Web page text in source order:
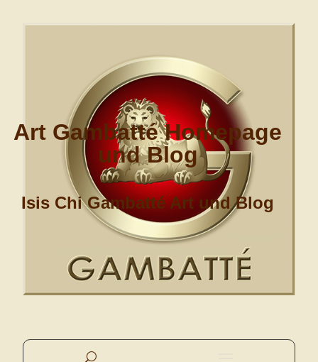
Art Gambatté Homepage
und Blog
Isis Chi Gambatté Art und Blog